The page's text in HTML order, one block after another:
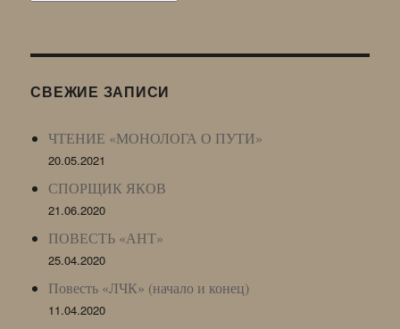
LJ
СВЕЖИЕ ЗАПИСИ
ЧТЕНИЕ «МОНОЛОГА О ПУТИ»
20.05.2021
СПОРЩИК ЯКОВ
21.06.2020
ПОВЕСТЬ «АНТ»
25.04.2020
Повесть «ЛЧК» (начало и конец)
11.04.2020